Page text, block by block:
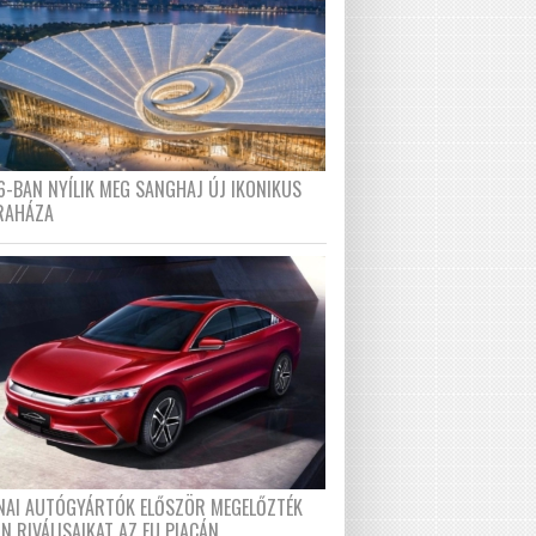
NYÍLIK MEG SANGHAJ ÚJ IKONIKUS
AUTÓGYÁRTÓK ELŐSZÖR MEGELŐZTÉK